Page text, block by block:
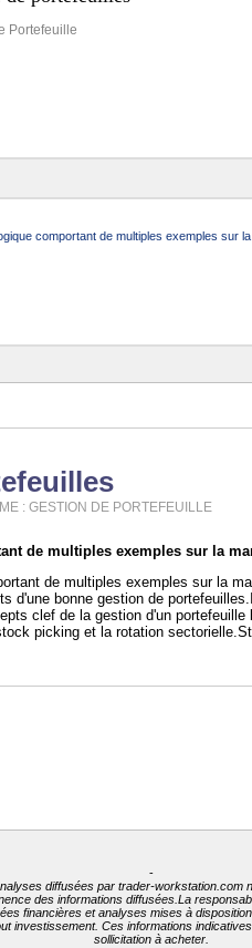
comportant de multiples exemples sur
: GESTION DE PORTEFEUILLE
de multiples exemples sur la
de multiples exemples sur la
d'une bonne gestion de
clef de la gestion d'un
picking et la rotation
-
diffusées par trader-
des informations diffusées.La
financières et analyses mises à
investissement. Ces informations
sollicitation à acheter.